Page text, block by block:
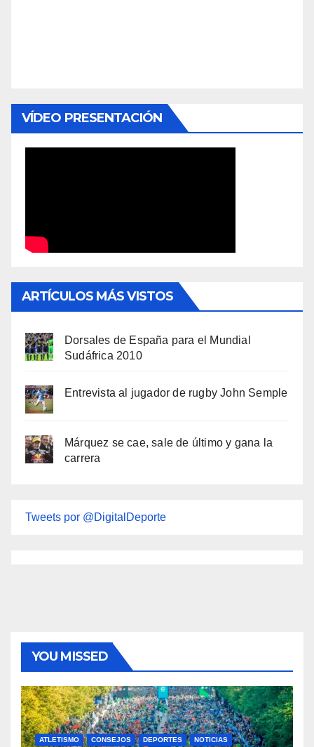
VÍDEO PRESENTACIÓN
ARTÍCULOS MÁS VISTOS
Dorsales de España para el Mundial
Sudáfrica 2010
Entrevista al jugador de rugby John Semple
Márquez se cae, sale de último y gana la
carrera
Tweets por @DigitalDeporte
YOU MISSED
ATLETISMO CONSEJOS DEPORTES NOTICIAS